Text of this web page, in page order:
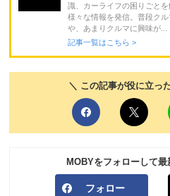
識、カーライフの困りごと
様々な情報を発信。普段ク
や、あまりクルマに興味が...
記事一覧はこちら >
＼ この記事が役に立っ
MOBYをフォローして最
フォロー